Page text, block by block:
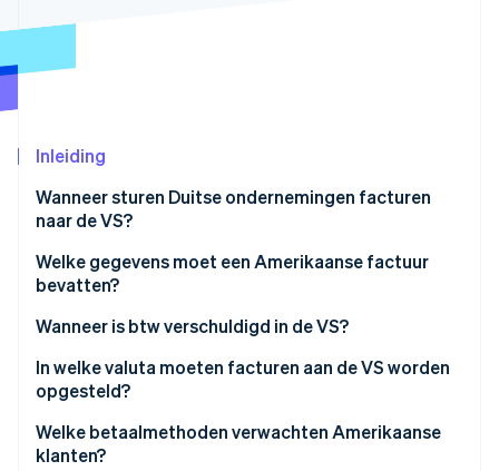
Oprichting van een start-up
CO₂-verwijdering
Stripe Sessions 2026
Inleiding
Wanneer sturen Duitse ondernemingen facturen
naar de VS?
Welke gegevens moet een Amerikaanse factuur
bevatten?
Wanneer is btw verschuldigd in de VS?
Wat is de procedure voor de verleggingsregeling?
In welke valuta moeten facturen aan de VS worden
opgesteld?
Facturen in USD
Welke betaalmethoden verwachten Amerikaanse
klanten?